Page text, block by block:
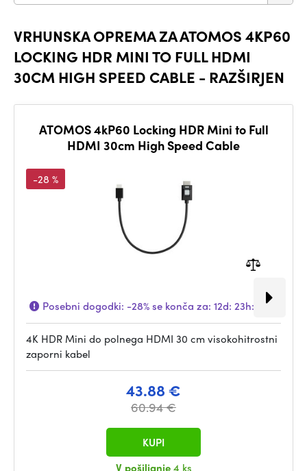
VRHUNSKA OPREMA ZA ATOMOS 4KP60
LOCKING HDR MINI TO FULL HDMI
30CM HIGH SPEED CABLE - RAZŠIRJEN
ATOMOS 4kP60 Locking HDR Mini to Full
HDMI 30cm High Speed Cable
-28 %
Posebni dogodki: -28%se konča za: 12d: 23h: 08m
4K HDR Mini do polnega HDMI 30 cm visokohitrostni
zaporni kabel
43.88 €
60.94 €
V pošiljanje4 ks
KUPI